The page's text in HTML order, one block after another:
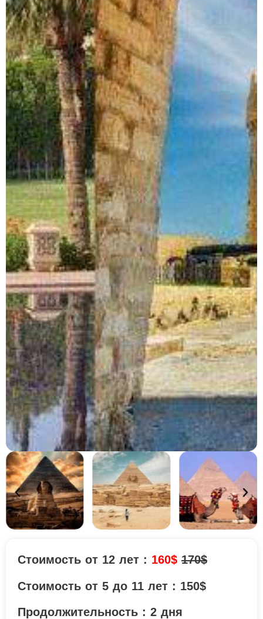
Стоимость от 12 лет : 160$ 170$
Стоимость от 5 до 11 лет : 150$
Продолжительность : 2 дня